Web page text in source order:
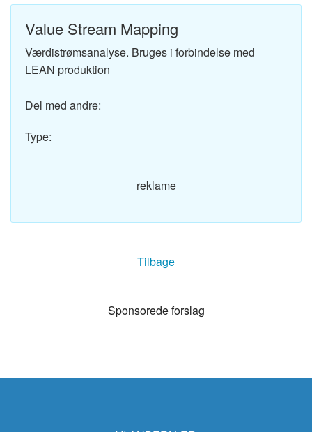
Value Stream Mapping
Værdistrømsanalyse. Bruges i forbindelse med
LEAN produktion
Del med andre:
Type:
reklame
Tilbage
Sponsorede forslag